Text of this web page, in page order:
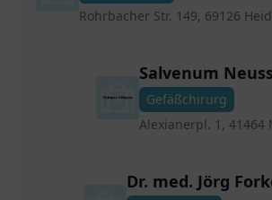
Rohrbacher Str. 149, 69126
Salvenum Neuss
Gefäßchirurg
Alexianerpl. 1, 41464
Dr. med. Jörg